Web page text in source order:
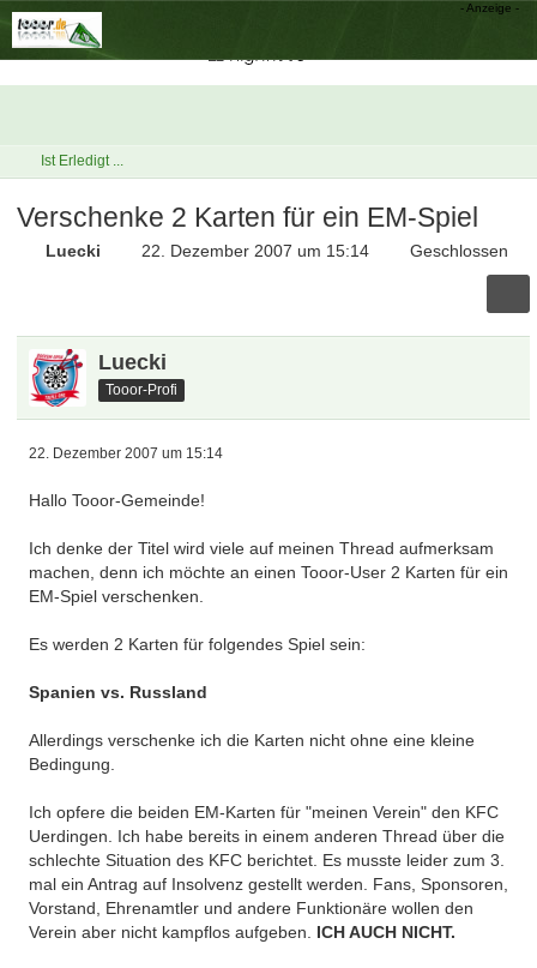
Ist Erledigt ...
Verschenke 2 Karten für ein EM-Spiel
Luecki 22. Dezember 2007 um 15:14 Geschlossen
Luecki
Tooor-Profi
22. Dezember 2007 um 15:14
Hallo Tooor-Gemeinde!
Ich denke der Titel wird viele auf meinen Thread aufmerksam
machen, denn ich möchte an einen Tooor-User 2 Karten für ein
EM-Spiel verschenken.
Es werden 2 Karten für folgendes Spiel sein:
Spanien vs. Russland
Allerdings verschenke ich die Karten nicht ohne eine kleine
Bedingung.
Ich opfere die beiden EM-Karten für "meinen Verein" den KFC
Uerdingen. Ich habe bereits in einem anderen Thread über die
schlechte Situation des KFC berichtet. Es musste leider zum 3.
mal ein Antrag auf Insolvenz gestellt werden. Fans, Sponsoren,
Vorstand, Ehrenamtler und andere Funktionäre wollen den
Verein aber nicht kampflos aufgeben.
ICH AUCH NICHT.